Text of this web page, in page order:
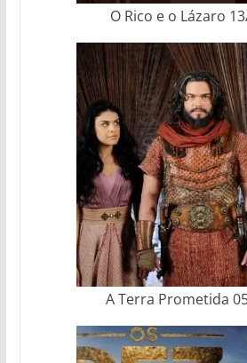
O Rico e o Lázaro
A Terra Prometida